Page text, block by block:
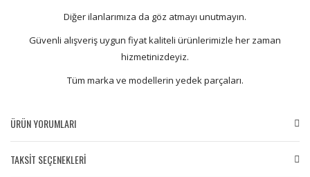
Diğer ilanlarımıza da göz atmayı unutmayın.
Güvenli alışveriş uygun fiyat kaliteli ürünlerimizle her zaman
hizmetinizdeyiz.
Tüm marka ve modellerin yedek parçaları.
ÜRÜN YORUMLARI
TAKSİT SEÇENEKLERİ